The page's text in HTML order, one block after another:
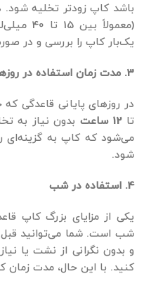
باشد کاپ زودتر تخلیه
(معمولاً بین 15 تا 40 میلی‌لیتر)، بهتر است هر
یک‌بار کاپ را بررسی و در
3. مدت زمان استفاده در روزهای با خونریزی سبک
در روزهای پایانی قاعدگی
تا12 ساعت
بدون نیاز به
می‌شود که کاپ به گزینه‌ای
شود.
4. استفاده در شب
یکی از مزایای بزرگ کاپ
شب است. شما می‌توانید قبل
و بدون نگرانی از نشت یا
کنید. با این حال، مدت زمان کلی